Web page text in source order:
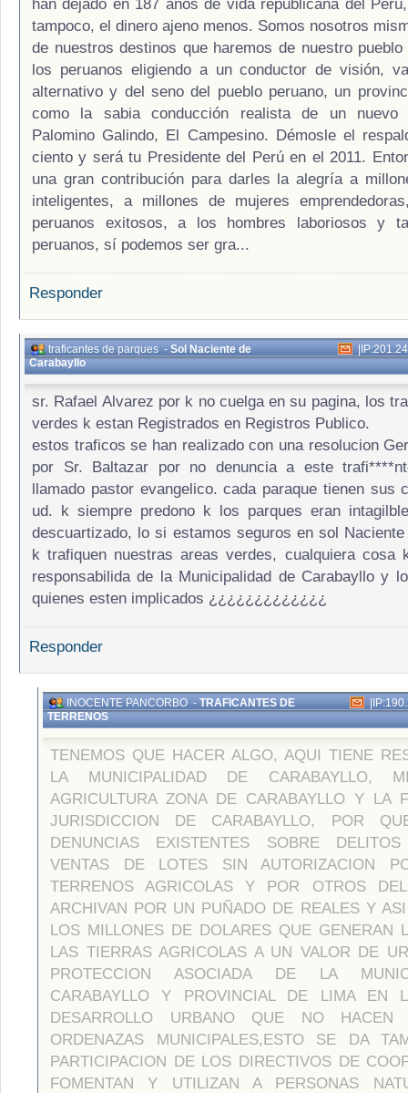
han dejado en 187 años de vida republicana del
tampoco, el dinero ajeno menos. Somos nosotros
de nuestros destinos que haremos de nuestro
los peruanos eligiendo a un conductor de visión,
alternativo y del seno del pueblo peruano, un
como la sabia conducción realista de un nuevo
Palomino Galindo, El Campesino. Démosle el
ciento y será tu Presidente del Perú en el 2011.
una gran contribución para darles la alegría a
inteligentes, a millones de mujeres
peruanos exitosos, a los hombres laboriosos y
peruanos, sí podemos ser gra...
Responder
traficantes de parques-Sol Naciente de
Carabayllo
|
sr. Rafael Alvarez por k no cuelga en su pagina, los
verdes k estan Registrados en Registros Publico.
estos traficos se han realizado con una resolucion
por Sr. Baltazar por no denuncia a este
llamado pastor evangelico. cada paraque tienen sus
ud. k siempre predono k los parques eran
descuartizado, lo si estamos seguros en sol
k trafiquen nuestras areas verdes, cualquiera cosa
responsabilida de la Municipalidad de Carabayllo y
quienes esten implicados ¿¿¿¿¿¿¿¿¿¿¿¿¿
Responder
INOCENTE PANCORBO-TRAFICANTES DE
TERRENOS
|
TENEMOS QUE HACER ALGO, AQUI TIENE
LA MUNICIPALIDAD DE CARABAYLLO,
AGRICULTURA ZONA DE CARABAYLLO Y LA
JURISDICCION DE CARABAYLLO, POR
DENUNCIAS EXISTENTES SOBRE DELITOS
VENTAS DE LOTES SIN AUTORIZACION
TERRENOS AGRICOLAS Y POR OTROS
ARCHIVAN POR UN PUÑADO DE REALES Y
LOS MILLONES DE DOLARES QUE GENERAN
LAS TIERRAS AGRICOLAS A UN VALOR DE
PROTECCION ASOCIADA DE LA
CARABAYLLO Y PROVINCIAL DE LIMA EN
DESARROLLO URBANO QUE NO HACEN
ORDENAZAS MUNICIPALES,ESTO SE DA
PARTICIPACION DE LOS DIRECTIVOS DE
FOMENTAN Y UTILIZAN A PERSONAS